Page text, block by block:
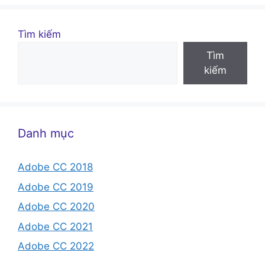
Tìm kiếm
Tìm
kiếm
Danh mục
Adobe CC 2018
Adobe CC 2019
Adobe CC 2020
Adobe CC 2021
Adobe CC 2022